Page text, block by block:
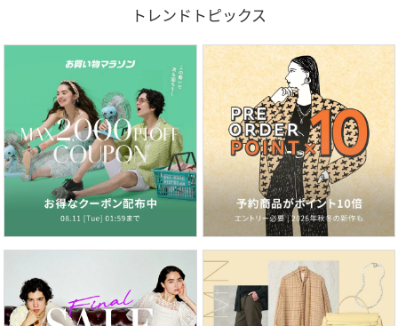
トレンドトピックス